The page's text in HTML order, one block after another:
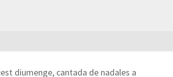
diumenge, cantada de nadales a